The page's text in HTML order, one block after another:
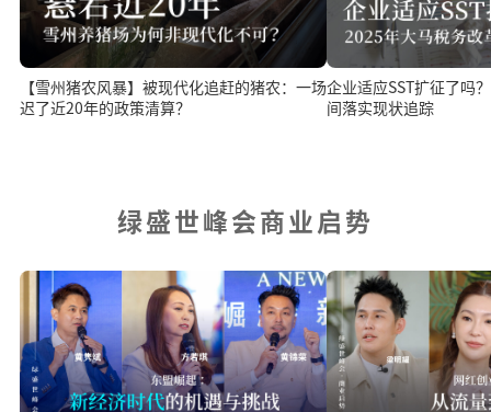
【雪州猪农风暴】被现代化追赶的猪农：一场
迟了近20年的政策清算？
企业适应SST扩征了吗？ 2025年税务改革
间落实现状追踪
绿盛世峰会商业启势